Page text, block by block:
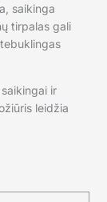
saikinga
tirpalas gali
ir
leidžia